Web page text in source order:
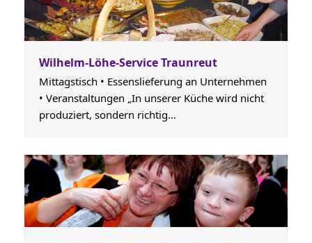
Wilhelm-Löhe-Service Traunreut
Mittagstisch • Essenslieferung an Unternehmen
• Veranstaltungen „In unserer Küche wird nicht
produziert, sondern richtig…